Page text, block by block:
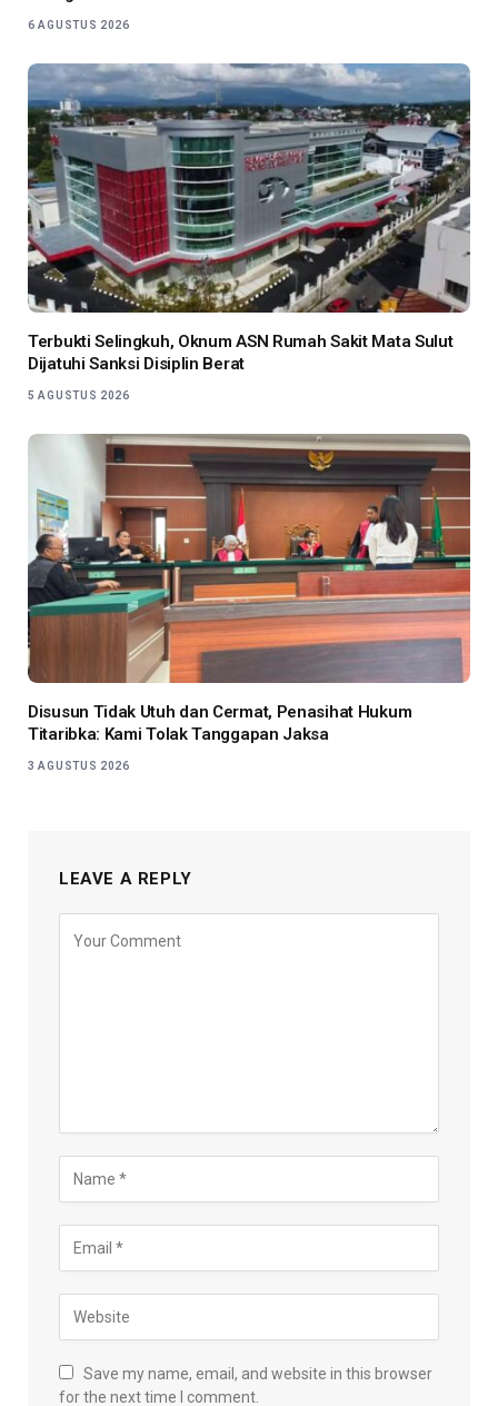
6 AGUSTUS 2026
Terbukti Selingkuh, Oknum ASN Rumah Sakit Mata Sulut
Dijatuhi Sanksi Disiplin Berat
5 AGUSTUS 2026
Disusun Tidak Utuh dan Cermat, Penasihat Hukum
Titaribka: Kami Tolak Tanggapan Jaksa
3 AGUSTUS 2026
LEAVE A REPLY
Save my name, email, and website in this browser
for the next time I comment.